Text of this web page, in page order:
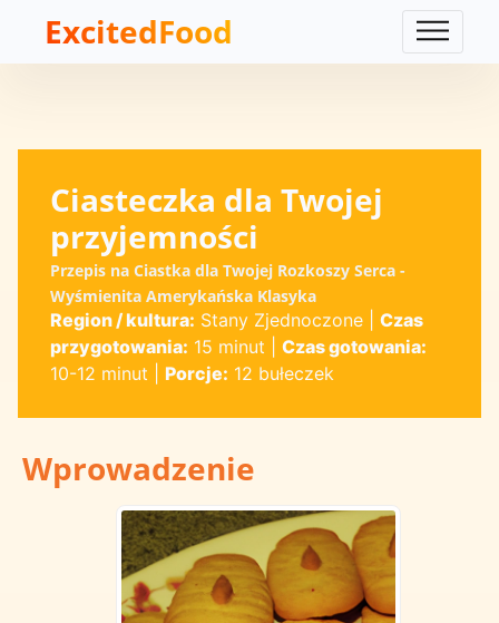
ExcitedFood
Ciasteczka dla Twojej
przyjemności
Przepis na Ciastka dla Twojej Rozkoszy Serca -
Wyśmienita Amerykańska Klasyka
Region / kultura: Stany Zjednoczone| Czas
przygotowania: 15 minut
Czas gotowania:
10-12 minut
Porcje: 12 bułeczek
Wprowadzenie